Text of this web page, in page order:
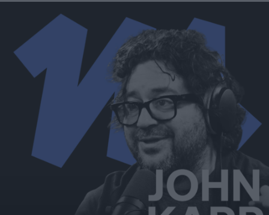
A propos
Fundora
Merci à notre partenaire !
Découvrez Fundora,
la plateforme qui démocratise l’investissement en private
equity et en dette privée.